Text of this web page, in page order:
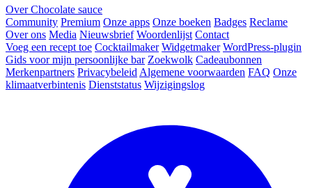
Over Chocolate sauce
Community Premium Onze apps Onze boeken Badges Reclame
Over ons Media Nieuwsbrief Woordenlijst Contact
Voeg een recept toe Cocktailmaker Widgetmaker WordPress-plugin
Gids voor mijn persoonlijke bar Zoekwolk Cadeaubonnen
Merkenpartners Privacybeleid Algemene voorwaarden FAQ Onze
klimaatverbintenis Dienststatus Wijzigingslog